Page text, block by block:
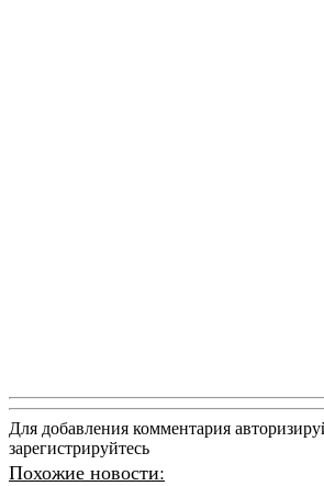
Для добавления комментария
зарегистрируйтесь
Похожие новости: